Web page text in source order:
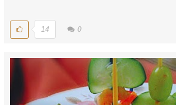
14 0